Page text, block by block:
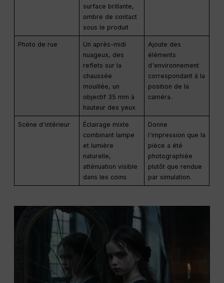
surface brillante,
ombre de contact
sous le produit
Photo de rue
Un après-midi
nuageux, des
reflets sur la
chaussée
mouillée, un
objectif 35 mm à
hauteur des yeux
Ajoute des
éléments
d'environnement
correspondant à la
position de la
caméra.
Scène d'intérieur
Éclairage mixte
combinant lampe
et lumière
naturelle,
atténuation visible
dans les coins
Donne
l'impression que la
pièce a été
photographiée
plutôt que rendue
par simulation.